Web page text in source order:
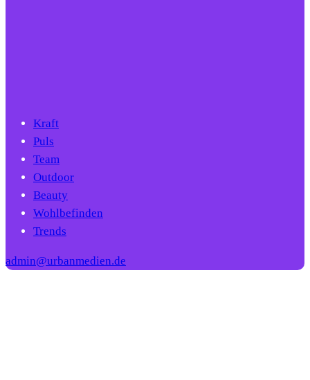
Kraft
Puls
Team
Outdoor
Beauty
Wohlbefinden
Trends
admin@urbanmedien.de